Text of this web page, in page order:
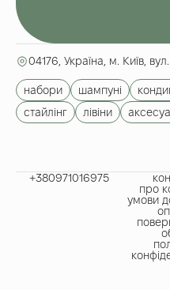
04176, Україна, м. Київ,
набори шампуні
стайлінг
лівіни
+380971016975​
про
умови